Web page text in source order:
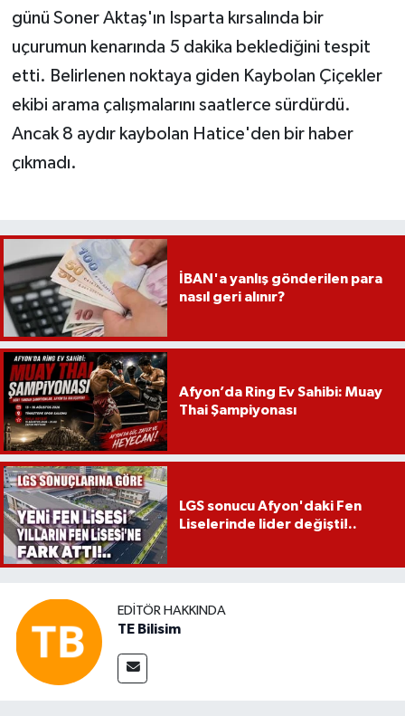
günü Soner Aktaş'ın Isparta kırsalında bir
uçurumun kenarında 5 dakika beklediğini tespit
etti. Belirlenen noktaya giden Kaybolan Çiçekler
ekibi arama çalışmalarını saatlerce sürdürdü.
Ancak 8 aydır kaybolan Hatice'den bir haber
çıkmadı.
İBAN'a yanlış gönderilen para
nasıl geri alınır?
Afyon’da Ring Ev Sahibi: Muay
Thai Şampiyonası
LGS sonucu Afyon'daki Fen
Liselerinde lider değişti!..
EDITÖR HAKKINDA
TE Bilisim